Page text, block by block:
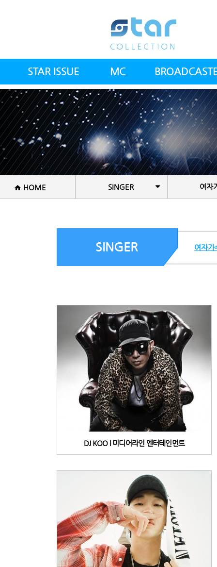
STAR ISSUE
스타칼럼
스타뉴스
스컬 갤러리
공지사항
MC
아나운서(여)
아나운서(남)
전체방송인
전문의사
건강트레이너
방송PD&작가
셰프
HOME SINGER 여자
SINGER 여자가
DJ KOO l 미디어라인 엔터테인먼트